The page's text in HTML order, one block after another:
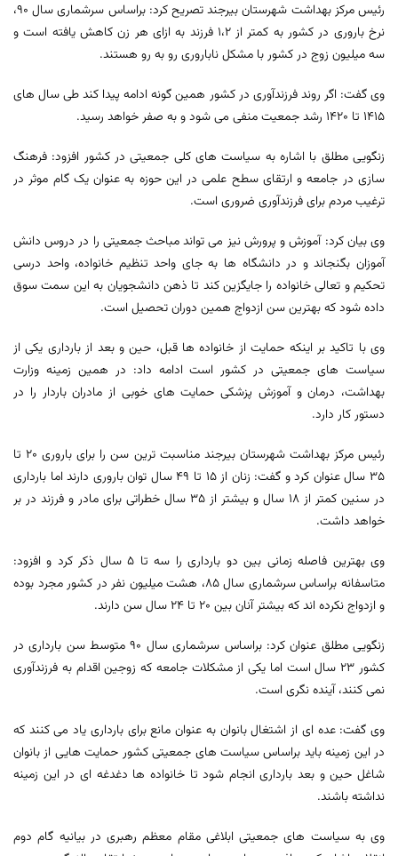
رئیس مرکز بهداشت شهرستان بیرجند تصریح کرد: براساس سرشماری سال ۹۰،
نرخ باروری در کشور به کمتر از ۱،۲ فرزند به ازای هر زن کاهش یافته است و
سه میلیون زوج در کشور با مشکل ناباروری رو به رو هستند.
وی گفت: اگر روند فرزندآوری در کشور همین گونه ادامه پیدا کند طی سال های
۱۴۱۵ تا
رشد جمعیت منفی می شود و به صفر خواهد رسید.
زنگویی مطلق با اشاره به سیاست های کلی جمعیتی در کشور افزود: فرهنگ
سازی در جامعه و ارتقای سطح علمی در این حوزه به عنوان یک گام موثر در
ترغیب مردم برای فرزندآوری ضروری است.
وی بیان کرد: آموزش و پرورش نیز می تواند مباحث جمعیتی را در دروس دانش
آموزان بگنجاند و در دانشگاه ها به جای واحد تنظیم خانواده، واحد درسی
تحکیم و تعالی خانواده را جایگزین کند تا ذهن دانشجویان به این سمت سوق
داده شود که بهترین سن ازدواج همین دوران تحصیل است.
وی با تاکید بر اینکه حمایت از خانواده ها قبل، حین و بعد از بارداری یکی از
سیاست های جمعیتی در کشور است ادامه داد: در همین زمینه وزارت
بهداشت، درمان و آموزش پزشکی حمایت های خوبی از مادران باردار را در
دستور کار دارد.
رئیس مرکز بهداشت شهرستان بیرجند مناسبت ترین سن را برای باروری ۲۰ تا
۳۵ سال عنوان کرد و گفت: زنان از ۱۵ تا ۴۹ سال توان باروری دارند اما بارداری
در سنین کمتر از ۱۸ سال و بیشتر از ۳۵ سال خطراتی برای مادر و فرزند در بر
خواهد داشت.
وی بهترین فاصله زمانی بین دو بارداری را سه تا ۵ سال ذکر کرد و افزود:
متاسفانه براساس سرشماری سال ۸۵، هشت میلیون نفر در کشور مجرد بوده
و ازدواج نکرده اند که بیشتر آنان بین ۲۰ تا ۲۴ سال سن دارند.
زنگویی مطلق عنوان کرد: براساس سرشماری سال ۹۰ متوسط سن بارداری در
کشور ۲۳ سال است اما یکی از مشکلات جامعه که زوجین اقدام به فرزندآوری
نمی کنند، آینده نگری است.
وی گفت: عده ای از اشتغال بانوان به عنوان مانع برای بارداری یاد می کنند که
در این زمینه باید براساس سیاست های جمعیتی کشور حمایت هایی از بانوان
شاغل حین و بعد بارداری انجام شود تا خانواده ها دغدغه ای در این زمینه
نداشته باشند.
وی به سیاست های جمعیتی ابلاغی مقام معظم رهبری در بیانیه گام دوم